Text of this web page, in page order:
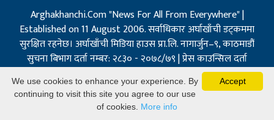
Arghakhanchi.Com "News For All From Everywhere" |
Established on 11 August 2006. सर्वाधिकार अर्घाखाँची डट्कममा
सुरक्षित रहनेछ। अर्घाखाँची मिडिया हाउस प्रा.लि. नागार्जुन–९, काठमाडौं
सुचना बिभाग दर्ता नम्बर: २८३० - २०७८/७९ | प्रेस काउन्सिल दर्ता
नम्बर: १३२ / २०७३-०४-२१ | जिप्रका सि- नम्बर: ७, दर्ता नम्बर
७-०६७-६८
Powered By:Best Nepal
Accept
We use cookies to enhance your experience. By
continuing to visit this site you agree to our use
of cookies. More info